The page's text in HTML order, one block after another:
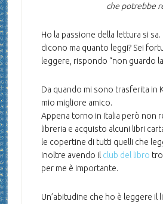
che potrebbe
Ho la passione della lettura si sa.
dicono ma quanto leggi? Sei
leggere, rispondo “non guardo la
Da quando mi sono trasferita in
mio migliore amico.
Appena torno in Italia però non
libreria e acquisto alcuni libri
le copertine di tutti quelli che
Inoltre avendo il club del libro
per me è importante.
Un’abitudine che ho è leggere il